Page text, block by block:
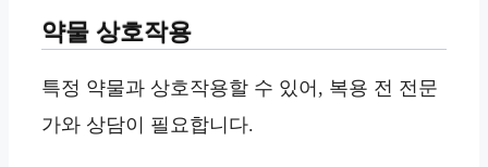
약물 상호작용
특정 약물과 상호작용할 수 있어, 복용 전 전문
가와 상담이 필요합니다.